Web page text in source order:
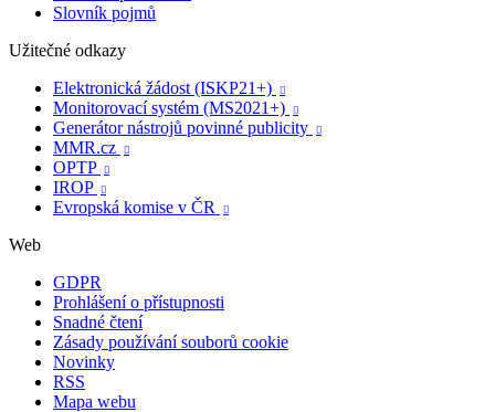
Slovník pojmů
Užitečné odkazy
Elektronická žádost (ISKP21+)

Monitorovací systém (MS2021+) 
Generátor nástrojů povinné publicity 
MMR.cz 
OPTP 
IROP 
Evropská komise v ČR 
Web
GDPR
Prohlášení o přístupnosti
Snadné čtení
Zásady používání souborů cookie
Novinky
RSS
Mapa webu